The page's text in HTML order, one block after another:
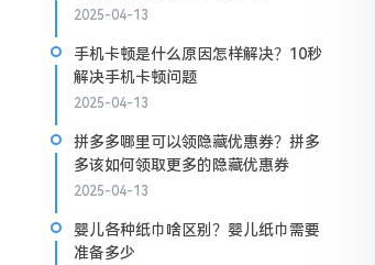
2025-04-13
手机卡顿是什么原因怎样解决？10秒
解决手机卡顿问题
2025-04-13
拼多多哪里可以领隐藏优惠券？拼多
多该如何领取更多的隐藏优惠券
2025-04-13
婴儿各种纸巾啥区别？婴儿纸巾需要
准备多少